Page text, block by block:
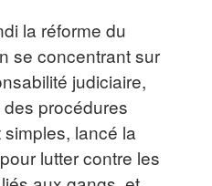
la réforme du
se concentrant sur
judiciaire,
procédures
lancé la
lutter contre les